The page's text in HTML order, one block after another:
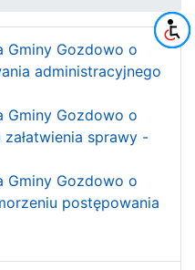
Gminy Gozdowo o
administracyjnego
Gminy Gozdowo o
załatwienia sprawy -
Gminy Gozdowo o
postępowania